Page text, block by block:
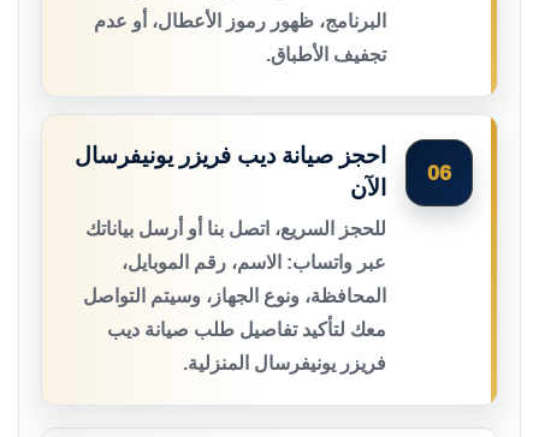
البرنامج، ظهور رموز الأعطال، أو عدم
تجفيف الأطباق.
06
احجز صيانة ديب فريزر يونيفرسال
الآن
للحجز السريع، اتصل بنا أو أرسل بياناتك
عبر واتساب: الاسم، رقم الموبايل،
المحافظة، ونوع الجهاز، وسيتم التواصل
معك لتأكيد تفاصيل طلب صيانة ديب
فريزر يونيفرسال المنزلية.